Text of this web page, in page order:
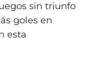
sin triunfo
goles en
esta